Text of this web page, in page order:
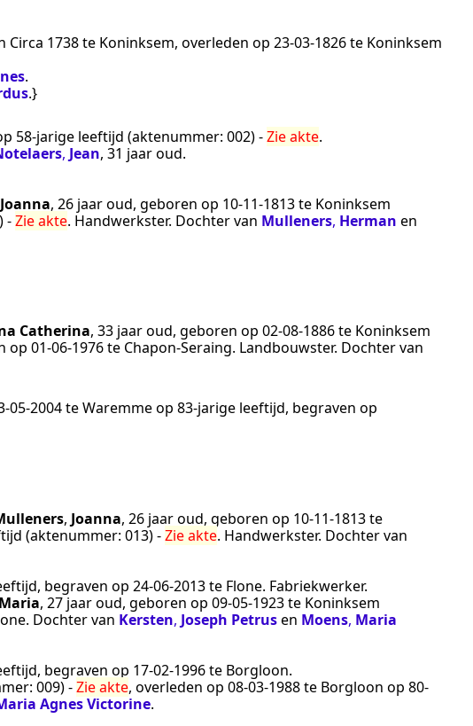
Circa 1738te Koninksem, overleden op 23‑03‑1826te Koninksem
.
.}
58-jarige leeftijd (aktenummer: 002) -Zie akte.
, Jean, 31 jaar oud.
Joanna, 26 jaar oud, geboren op 10‑11‑1813te Koninksem
) -Zie akte. Handwerkster. Dochter van Mulleners, Herman en
Catherina, 33 jaar oud, geboren op 02‑08‑1886te Koninksem
op 01‑06‑1976te Chapon-Seraing. Landbouwster. Dochter van
teWaremmeop 83-jarige leeftijd, begraven op
, Joanna, 26 jaar oud, geboren op 10‑11‑1813te
(aktenummer: 013) -Zie akte. Handwerkster. Dochter van
begraven op 24‑06‑2013te Flone. Fabriekwerker.
, 27 jaar oud, geboren op 09‑05‑1923te Koninksem
. Dochter van Kersten, Joseph Petrusen Moens, Maria
begraven op 17‑02‑1996te Borgloon.
009) -Zie akte, overleden op 08‑03‑1988te Borgloon op 80-
Agnes Victorine.